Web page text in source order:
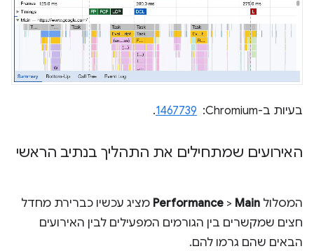
בעיות ב-Chromium: ‏ 1467739
.
האירועים שמתחילים את התהליך בנתיב הראשי
המסלול Performance > Main
מציג עכשיו כברירת מחדל
חצים שמקשרים בין הגורמים המפעילים לבין האירועים
הבאים שהם גרמו להם.